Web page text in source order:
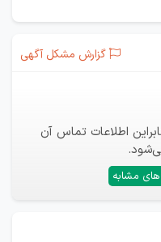
گزارش مشکل آگهی
اطلاعات تماس آن
مشابه